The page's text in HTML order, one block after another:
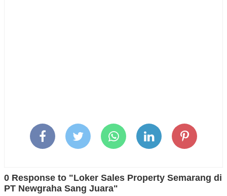
0 Response to "Loker Sales Property Semarang di
PT Newgraha Sang Juara"